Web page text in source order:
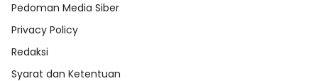
Pedoman Media Siber
Privacy Policy
Redaksi
Syarat dan Ketentuan